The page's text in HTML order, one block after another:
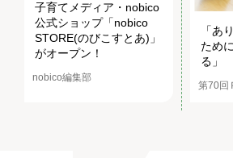
子育てメディア・nobico
公式ショップ「nobico
STORE(のびこすとあ)」
がオープン！
nobico編集部
「あ
ため
る」
第70回